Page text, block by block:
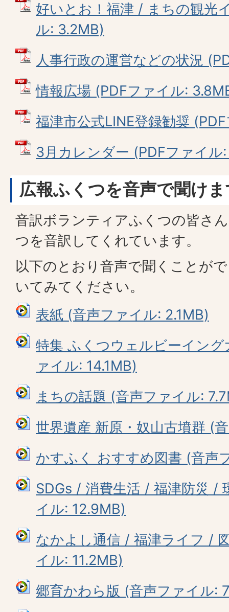
好いとお！福津 / まちの観光
ル: 3.2MB)
人事行政の運営などの状況
情報広場 (PDFファイル:
福津市公式LINE登録勧奨
3月カレンダー (PDFファイル
広報ふくつを音声で聞け
音訳ボランティアふくつの皆さ
つを音訳してくれています。
以下のとおり音声で聞くことが
いてみてください。
表紙 (音声ファイル: 2.1MB)
特集 ふくつウェルビーイン
ァイル: 14.1MB)
まちの話題 (音声ファイル:
世界遺産 新原・奴山古墳群 (
かすふく おすすめ図書 (音声
SDGs / 消費生活 / 福津防災 /
イル: 12.9MB)
なかよし通信 / 福津ライフ /
イル: 11.2MB)
郷育かわら版 (音声ファイル: